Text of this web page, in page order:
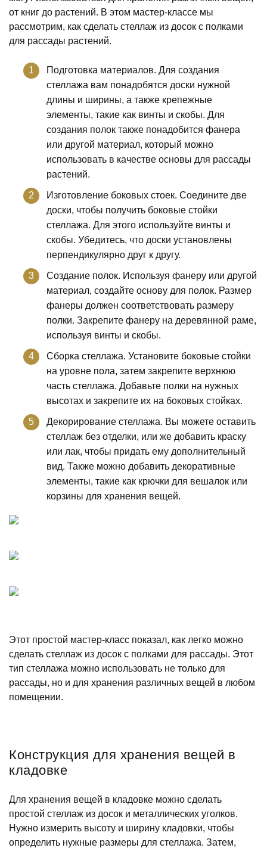
от книг до растений. В этом мастер-классе мы
рассмотрим, как сделать стеллаж из досок с полками
для рассады растений.
Подготовка материалов. Для создания
стеллажа вам понадобятся доски нужной
длины и ширины, а также крепежные
элементы, такие как винты и скобы. Для
создания полок также понадобится фанера
или другой материал, который можно
использовать в качестве основы для рассады
растений.
Изготовление боковых стоек. Соедините две
доски, чтобы получить боковые стойки
стеллажа. Для этого используйте винты и
скобы. Убедитесь, что доски установлены
перпендикулярно друг к другу.
Создание полок. Используя фанеру или другой
материал, создайте основу для полок. Размер
фанеры должен соответствовать размеру
полки. Закрепите фанеру на деревянной раме,
используя винты и скобы.
Сборка стеллажа. Установите боковые стойки
на уровне пола, затем закрепите верхнюю
часть стеллажа. Добавьте полки на нужных
высотах и закрепите их на боковых стойках.
Декорирование стеллажа. Вы можете оставить
стеллаж без отделки, или же добавить краску
или лак, чтобы придать ему дополнительный
вид. Также можно добавить декоративные
элементы, такие как крючки для вешалок или
корзины для хранения вещей.
Этот простой мастер-класс показал, как легко можно
сделать стеллаж из досок с полками для рассады. Этот
тип стеллажа можно использовать не только для
рассады, но и для хранения различных вещей в любом
помещении.
Конструкция для хранения вещей в
кладовке
Для хранения вещей в кладовке можно сделать
простой стеллаж из досок и металлических уголков.
Нужно измерить высоту и ширину кладовки, чтобы
определить нужные размеры для стеллажа. Затем,